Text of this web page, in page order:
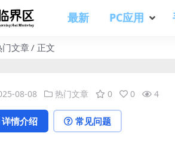
最新 PC应用
门文章 正文
08-08 热门文章 0 0 4
详情介绍 常见问题